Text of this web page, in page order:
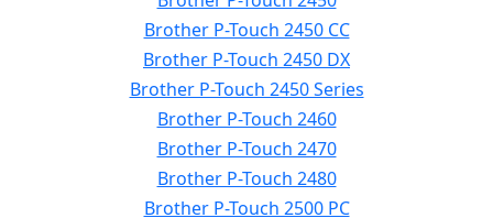
Brother P-Touch 2450 CC
Brother P-Touch 2450 DX
Brother P-Touch 2450 Series
Brother P-Touch 2460
Brother P-Touch 2470
Brother P-Touch 2480
Brother P-Touch 2500 PC